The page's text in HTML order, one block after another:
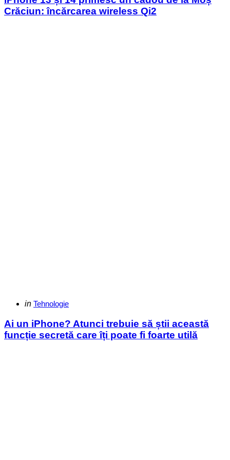
Crăciun: încărcarea wireless Qi2
Categories
Posted
in Tehnologie
Ai un iPhone? Atunci trebuie să știi această
funcție secretă care îți poate fi foarte utilă